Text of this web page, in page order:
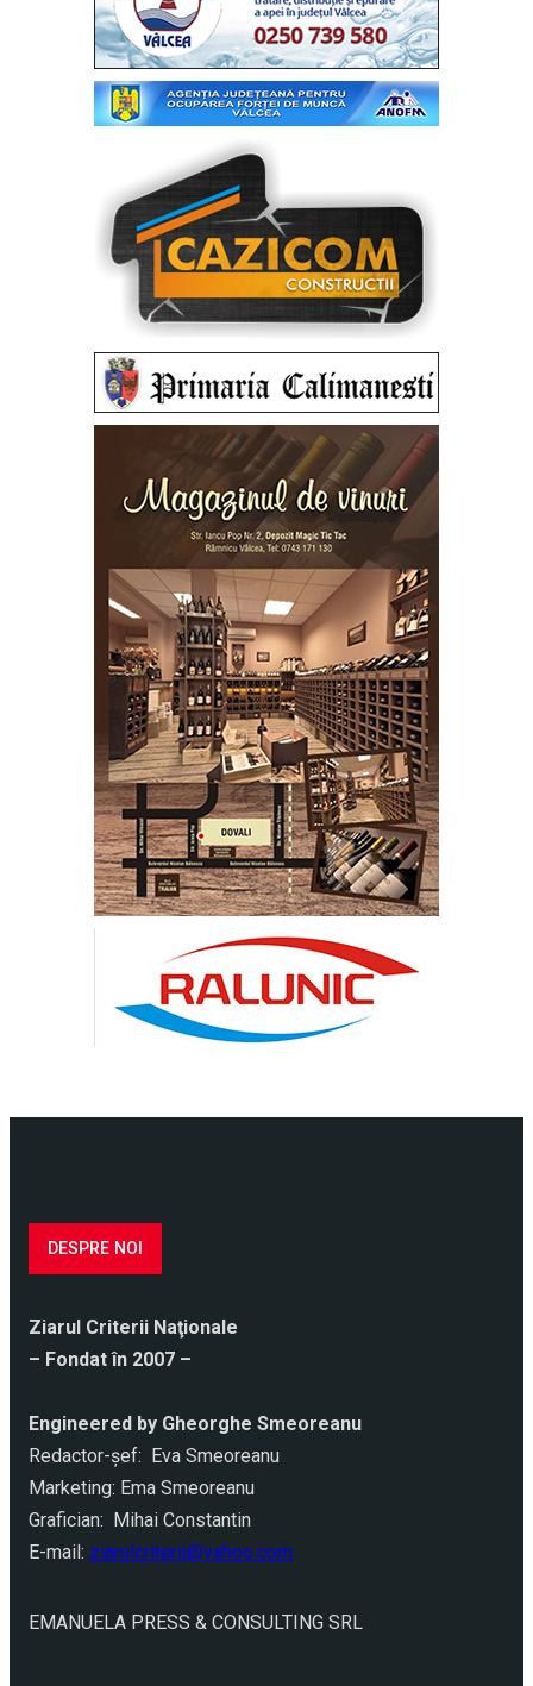
DESPRE NOI
Ziarul Criterii Naţionale
– Fondat în 2007 –
Engineered by Gheorghe Smeoreanu
Redactor-şef: Eva Smeoreanu
Marketing: Ema Smeoreanu
Grafician: Mihai Constantin
E-mail: ziarulcriterii@yahoo.com
EMANUELA PRESS & CONSULTING SRL